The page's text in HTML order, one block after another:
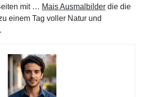
mit … Mais Ausmalbilder die die
einem Tag voller Natur und